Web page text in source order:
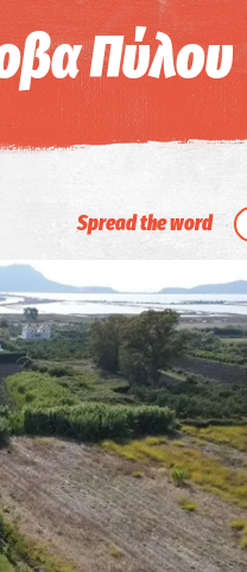
Πύλου
Spread the word